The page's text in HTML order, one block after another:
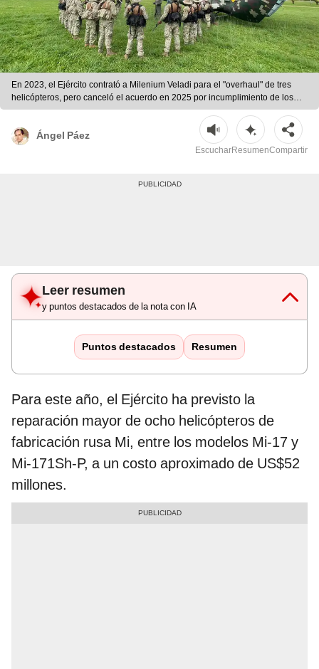
En 2023, el Ejército contrató a Milenium Veladi para el "overhaul" de tres
helicópteros, pero canceló el acuerdo en 2025 por incumplimiento de los
rusos. (Foto: CEMAE). Foto: Ejército peruano
Ángel Páez
EscucharResumenCompartir
Leer resumen
y puntos destacados de la nota con IA
Puntos destacados Resumen
Para este año, el Ejército ha previsto la
reparación mayor de ocho helicópteros de
fabricación rusa Mi, entre los modelos Mi-17 y
Mi-171Sh-P, a un costo aproximado de US$52
millones.